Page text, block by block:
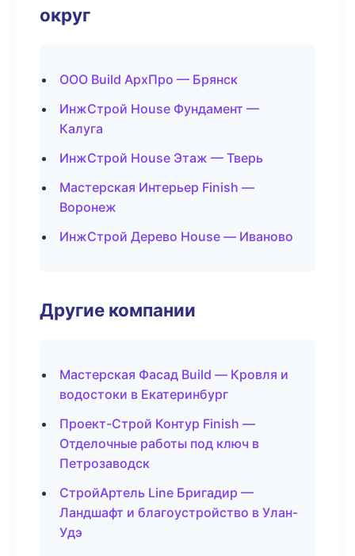
округ
ООО Build АрхПро — Брянск
ИнжСтрой House Фундамент —
Калуга
ИнжСтрой House Этаж — Тверь
Мастерская Интерьер Finish —
Воронеж
ИнжСтрой Дерево House — Иваново
Другие компании
Мастерская Фасад Build — Кровля и
водостоки в Екатеринбург
Проект-Строй Контур Finish —
Отделочные работы под ключ в
Петрозаводск
СтройАртель Line Бригадир —
Ландшафт и благоустройство в Улан-
Удэ